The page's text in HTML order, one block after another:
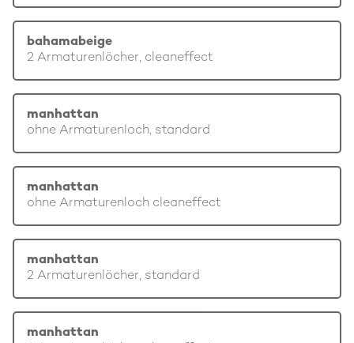
bahamabeige
2 Armaturenlöcher, cleaneffect
manhattan
ohne Armaturenloch, standard
manhattan
ohne Armaturenloch cleaneffect
manhattan
2 Armaturenlöcher, standard
manhattan